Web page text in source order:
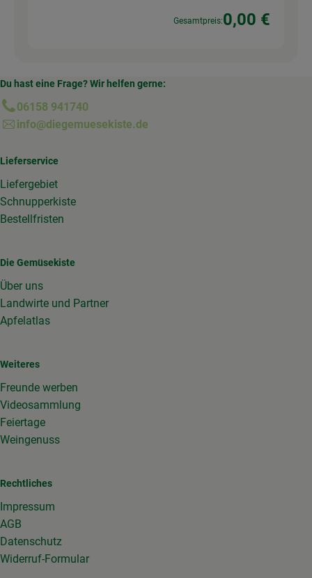
Gesamtpreis:0,00 €
Du hast eine Frage? Wir helfen gerne:
06158 941740
info@diegemuesekiste.de
Lieferservice
Liefergebiet
Schnupperkiste
Bestellfristen
Die Gemüsekiste
Über uns
Landwirte und Partner
Apfelatlas
Weiteres
Freunde werben
Videosammlung
Feiertage
Weingenuss
Rechtliches
Impressum
AGB
Datenschutz
Widerruf-Formular